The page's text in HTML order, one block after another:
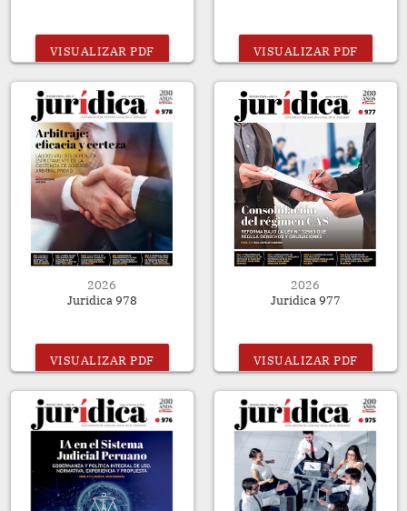
VISUALIZAR PDF VISUALIZAR PDF
2026
Juridica 978
VISUALIZAR PDF
2026
Juridica 977
VISUALIZAR PDF